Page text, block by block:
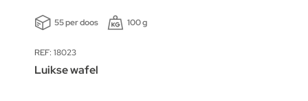
55 per doos 100 g
REF: 18023
Luikse wafel